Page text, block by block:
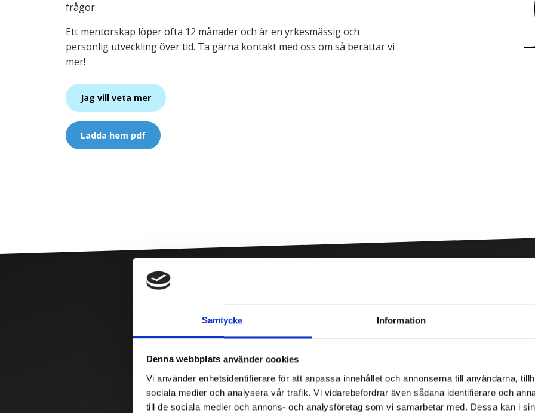
Samtycke Information
Denna webbplats använder cookies
Vi använder enhetsidentifierare för att anpassa innehållet och annonserna till användarna,
sociala medier och analysera vår trafik. Vi vidarebefordrar även sådana identifierare och
till de sociala medier och annons- och analysföretag som vi samarbetar med. Dessa kan i
frågor.
Ett mentorskap löper ofta 12 månader och är en yrkesmässig och
personlig utveckling över tid. Ta gärna kontakt med oss om så berättar vi
mer!
Jag vill veta mer
Ladda hem pdf
Lägre personalomsättning,
stärkt relationen mellan
lägre sjukfrånvaro, bidrar